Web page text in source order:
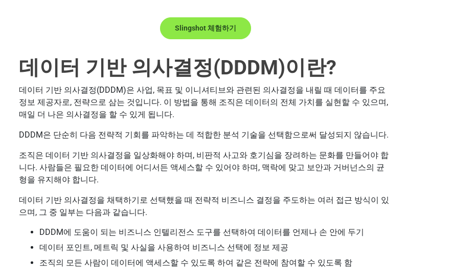
Slingshot 체험하기
데이터 기반 의사결정(DDDM)이란?
데이터 기반 의사결정(DDDM)은 사업, 목표 및 이니셔티브와 관련된 의사결정을 내릴 때 데이터를 주요
정보 제공자로, 전략으로 삼는 것입니다. 이 방법을 통해 조직은 데이터의 전체 가치를 실현할 수 있으며,
매일 더 나은 의사결정을 할 수 있게 됩니다.
DDDM은 단순히 다음 전략적 기회를 파악하는 데 적합한 분석 기술을 선택함으로써 달성되지 않습니다.
조직은 데이터 기반 의사결정을 일상화해야 하며, 비판적 사고와 호기심을 장려하는 문화를 만들어야 합
니다. 사람들은 필요한 데이터에 어디서든 액세스할 수 있어야 하며, 맥락에 맞고 보안과 거버넌스의 균
형을 유지해야 합니다.
데이터 기반 의사결정을 채택하기로 선택했을 때 전략적 비즈니스 결정을 주도하는 여러 접근 방식이 있
으며, 그 중 일부는 다음과 같습니다.
DDDM에 도움이 되는 비즈니스 인텔리전스 도구를 선택하여 데이터를 언제나 손 안에 두기
데이터 포인트, 메트릭 및 사실을 사용하여 비즈니스 선택에 정보 제공
조직의 모든 사람이 데이터에 액세스할 수 있도록 하여 같은 전략에 참여할 수 있도록 함